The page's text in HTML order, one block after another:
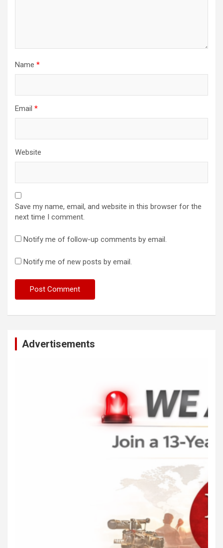
Name *
Email *
Website
Save my name, email, and website in this browser for the
next time I comment.
Notify me of follow-up comments by email.
Notify me of new posts by email.
Advertisements